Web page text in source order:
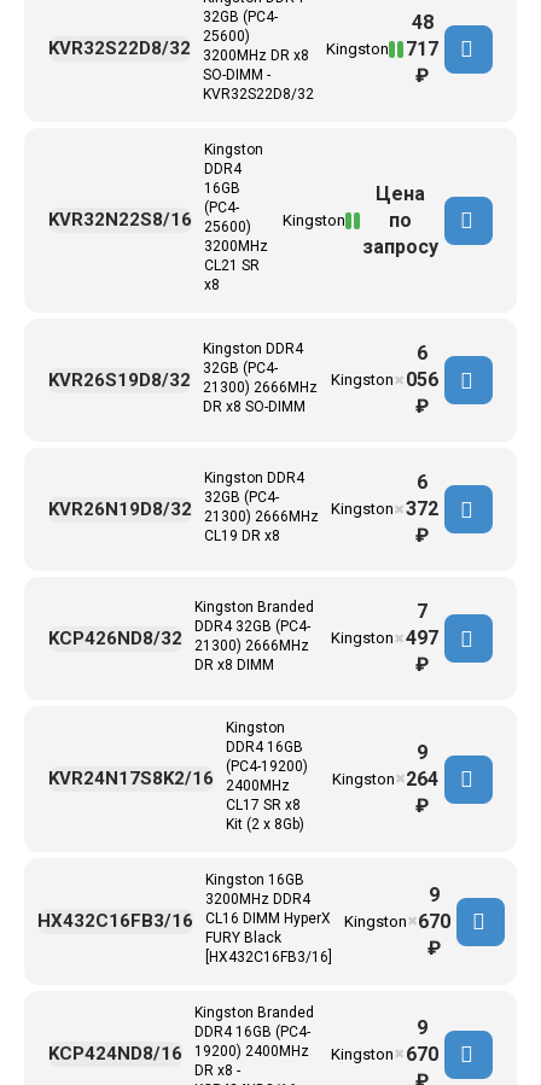
32GB (PC4-
25600)
3200MHz DR x8
SO-DIMM -
KVR32S22D8/32
Kingston
KVR32S22D8/32
48
717
₽
Kingston
DDR4
16GB
(PC4-
25600)
3200MHz
CL21 SR
x8
Kingston
KVR32N22S8/16
Цена
по
запросу
Kingston DDR4
32GB (PC4-
21300) 2666MHz
DR x8 SO-DIMM
Kingston
KVR26S19D8/32 ✖
6
056
₽
Kingston DDR4
32GB (PC4-
21300) 2666MHz
CL19 DR x8
Kingston
KVR26N19D8/32 ✖
6
372
₽
Kingston Branded
DDR4 32GB (PC4-
21300) 2666MHz
DR x8 DIMM
Kingston
KCP426ND8/32 ✖
7
497
₽
Kingston
DDR4 16GB
(PC4-19200)
2400MHz
CL17 SR x8
Kit (2 x 8Gb)
Kingston
KVR24N17S8K2/16 ✖
9
264
₽
Kingston 16GB
3200MHz DDR4
CL16 DIMM HyperX
FURY Black
[HX432C16FB3/16]
Kingston
HX432C16FB3/16 ✖
9
670
₽
Kingston Branded
DDR4 16GB (PC4-
19200) 2400MHz
DR x8 -
Kingston
KCP424ND8/16 ✖
9
670
₽